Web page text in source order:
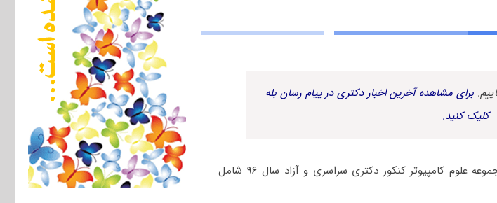
برای مشاهده آخرین اخبار دکتری در پیام رسان بله
کلیک کنید.
جهت دانلود رایگان دفترچه سؤالات چهارگزینه‌ای مجموعه علوم کامپیوتر کنکور دکتری سراسری و آزاد سال ۹۶ شامل